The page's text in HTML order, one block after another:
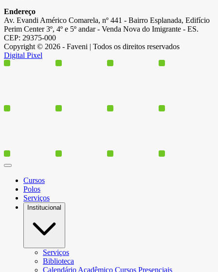
Endereço
Av. Evandi Américo Comarela, nº 441 - Bairro Esplanada, Edifício
Perim Center 3º, 4º e 5º andar - Venda Nova do Imigrante - ES.
CEP: 29375-000
Copyright © 2026 - Faveni | Todos os direitos reservados
Digital Pixel
Cursos
Polos
Serviços
Institucional
Serviços
Biblioteca
Calendário Acadêmico Cursos Presenciais